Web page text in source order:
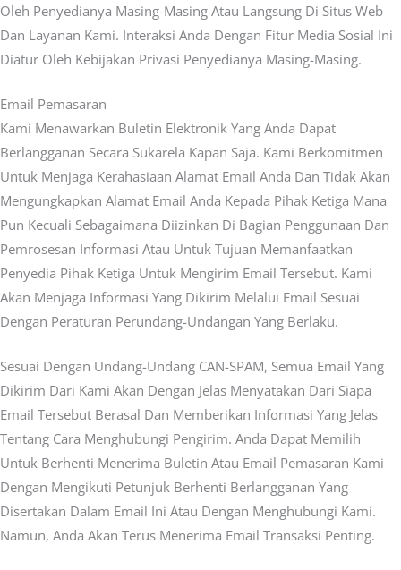
Oleh Penyedianya Masing-Masing Atau Langsung Di Situs Web
Dan Layanan Kami. Interaksi Anda Dengan Fitur Media Sosial Ini
Diatur Oleh Kebijakan Privasi Penyedianya Masing-Masing.
Email Pemasaran
Kami Menawarkan Buletin Elektronik Yang Anda Dapat
Berlangganan Secara Sukarela Kapan Saja. Kami Berkomitmen
Untuk Menjaga Kerahasiaan Alamat Email Anda Dan Tidak Akan
Mengungkapkan Alamat Email Anda Kepada Pihak Ketiga Mana
Pun Kecuali Sebagaimana Diizinkan Di Bagian Penggunaan Dan
Pemrosesan Informasi Atau Untuk Tujuan Memanfaatkan
Penyedia Pihak Ketiga Untuk Mengirim Email Tersebut. Kami
Akan Menjaga Informasi Yang Dikirim Melalui Email Sesuai
Dengan Peraturan Perundang-Undangan Yang Berlaku.
Sesuai Dengan Undang-Undang CAN-SPAM, Semua Email Yang
Dikirim Dari Kami Akan Dengan Jelas Menyatakan Dari Siapa
Email Tersebut Berasal Dan Memberikan Informasi Yang Jelas
Tentang Cara Menghubungi Pengirim. Anda Dapat Memilih
Untuk Berhenti Menerima Buletin Atau Email Pemasaran Kami
Dengan Mengikuti Petunjuk Berhenti Berlangganan Yang
Disertakan Dalam Email Ini Atau Dengan Menghubungi Kami.
Namun, Anda Akan Terus Menerima Email Transaksi Penting.